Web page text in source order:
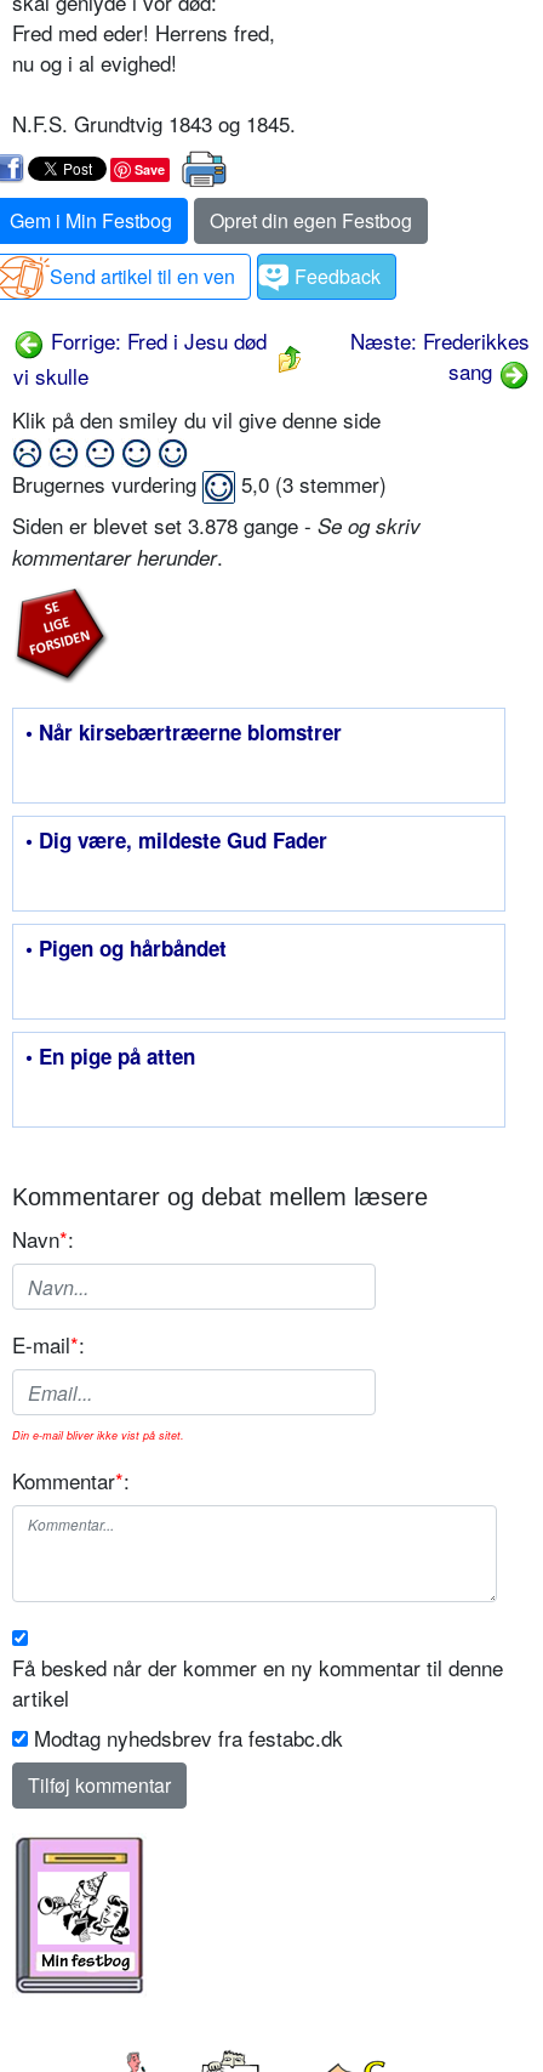
Fred med eder! Herrens fred,
nu og i al evighed!
N.F.S. Grundtvig 1843 og 1845.
Save
Gem i Min Festbog
Opret din egen Festbog
Send artikel til en ven
Feedback
Forrige: Fred i Jesu død
vi skulle
Næste: Frederikkes
sang
Klik på den smiley du vil give denne side
Brugernes vurdering 5,0 (3 stemmer)
Siden er blevet set 3.878 gange - Se og skriv
kommentarer herunder.
• Når kirsebærtræerne blomstrer
• Dig være, mildeste Gud Fader
• Pigen og hårbåndet
• En pige på atten
Kommentarer og debat mellem læsere
Navn*:
E-mail*:
Din e-mail bliver ikke vist på sitet.
Kommentar*:
Få besked når der kommer en ny kommentar til denne
artikel
Modtag nyhedsbrev fra festabc.dk